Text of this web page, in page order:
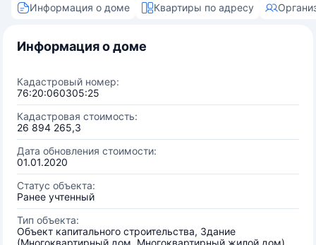
Информация о доме Квартиры по адресу
Информация о доме
Кадастровый номер:
76:20:060305:25
Кадастровая стоимость:
26 894 265,3
Дата обновления стоимости:
01.01.2020
Статус объекта:
Ранее учтенный
Тип объекта:
Объект капитального строительства, Здание
(Многоквартирный дом, Многоквартирный жилой дом)